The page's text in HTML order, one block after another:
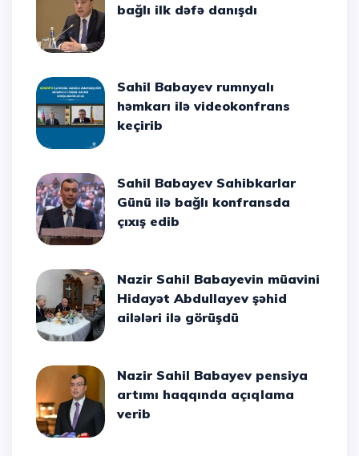
bağlı ilk dəfə danışdı
Sahil Babayev rumnyalı
həmkarı ilə videokonfrans
keçirib
Sahil Babayev Sahibkarlar
Günü ilə bağlı konfransda
çıxış edib
Nazir Sahil Babayevin müavini
Hidayət Abdullayev şəhid
ailələri ilə görüşdü
Nazir Sahil Babayev pensiya
artımı haqqında açıqlama
verib